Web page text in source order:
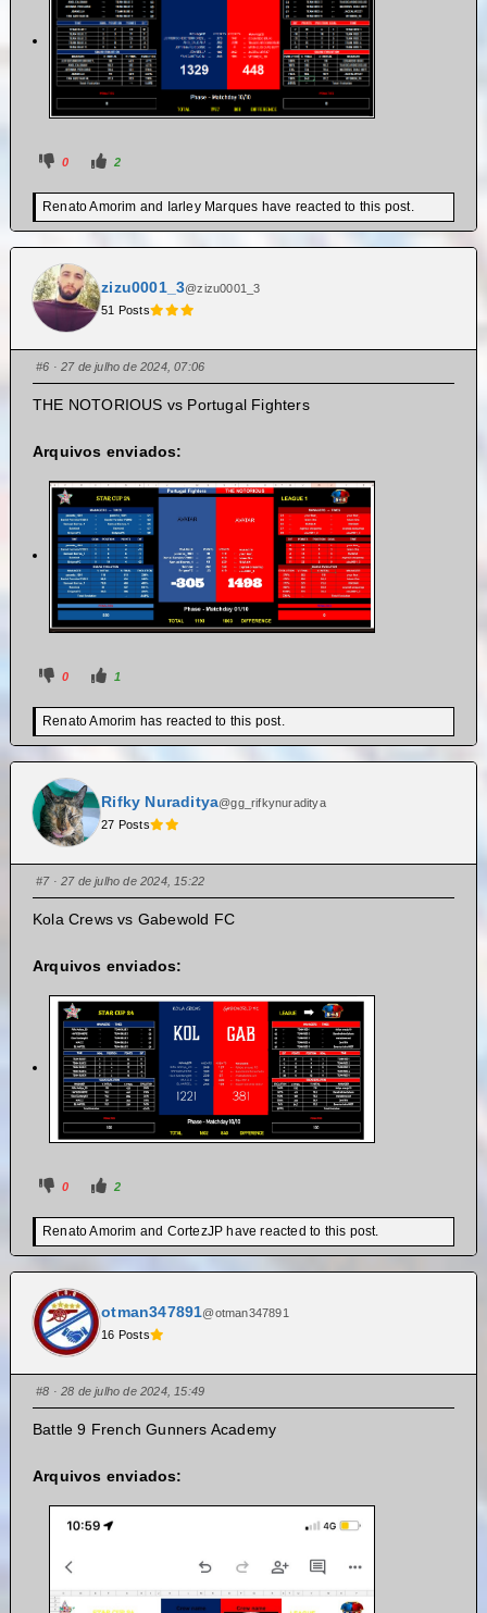
0 2
Renato Amorim and Iarley Marques have reacted to this post.
zizu0001_3@zizu0001_3
51 Posts
#6 · 27 de julho de 2024, 07:06
THE NOTORIOUS vs Portugal Fighters
Arquivos enviados:
0 1
Renato Amorim has reacted to this post.
Rifky Nuraditya@gg_rifkynuraditya
27 Posts
#7· 27 de julho de 2024, 15:22
Kola Crews vs Gabewold FC
Arquivos enviados:
0 2
Renato Amorim and CortezJP have reacted to this post.
otman347891@otman347891
16 Posts
#8 · 28 de julho de 2024, 15:49
Battle 9 French Gunners Academy
Arquivos enviados: